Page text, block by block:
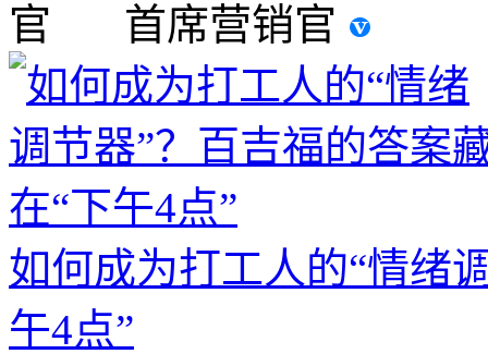
首席营销官
如何成为打工人的“情绪
午4点”